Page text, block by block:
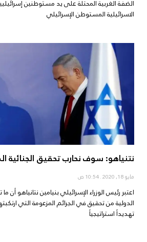
الضفة الغربية المحتلة على يد مستوطنين
الاسرائيلية المستوطن الإسرائيلي
نتنياهو: سوف نحارب تحقيق
مايو 18, 2020
اعتبر رئيس الوزراء الإسرائيلي بنيامين نتانياهو أن
الدولية من تحقيق في الجرائم المزعومة التي
تهديداً استراتيجياً